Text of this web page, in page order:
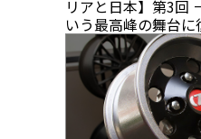
リアと日本】第3回
いう最高峰の舞台